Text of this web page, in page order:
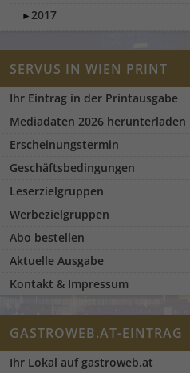
► 2017
SERVUS IN WIEN PRINT
Ihr Eintrag in der Printausgabe
Mediadaten 2026 herunterladen
Erscheinungstermin
Geschäftsbedingungen
Leserzielgruppen
Werbezielgruppen
Abo bestellen
Aktuelle Ausgabe
Kontakt & Impressum
GASTROWEB.AT-EINTRAG
Ihr Lokal auf gastroweb.at